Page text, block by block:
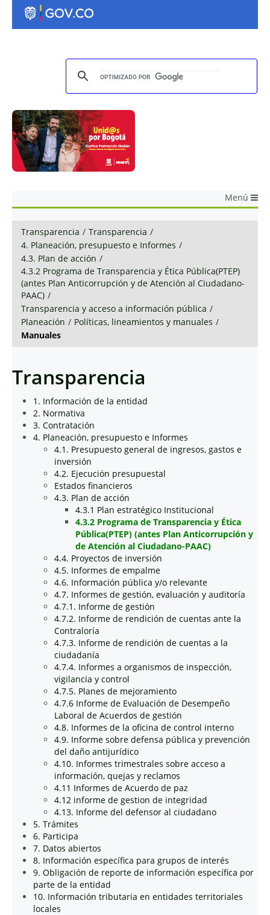
Menú
Transparencia / Transparencia /
4. Planeación, presupuesto e Informes /
4.3. Plan de acción /
4.3.2 Programa de Transparencia y Ética Pública(PTEP)
(antes Plan Anticorrupción y de Atención al Ciudadano-
PAAC) /
Transparencia y acceso a información pública /
Planeación / Políticas, lineamientos y manuales /
Manuales
Transparencia
1. Información de la entidad
2. Normativa
3. Contratación
4. Planeación, presupuesto e Informes
4.1. Presupuesto general de ingresos, gastos e
inversión
4.2. Ejecución presupuestal
Estados financieros
4.3. Plan de acción
4.3.1 Plan estratégico Institucional
4.3.2 Programa de Transparencia y Ética
Pública(PTEP) (antes Plan Anticorrupción y
de Atención al Ciudadano-PAAC)
4.4. Proyectos de inversión
4.5. Informes de empalme
4.6. Información pública y/o relevante
4.7. Informes de gestión, evaluación y auditoría
4.7.1. Informe de gestión
4.7.2. Informe de rendición de cuentas ante la
Contraloría
4.7.3. Informe de rendición de cuentas a la
ciudadanía
4.7.4. Informes a organismos de inspección,
vigilancia y control
4.7.5. Planes de mejoramiento
4.7.6 Informe de Evaluación de Desempeño
Laboral de Acuerdos de gestión
4.8. Informes de la oficina de control interno
4.9. Informe sobre defensa pública y prevención
del daño antijurídico
4.10. Informes trimestrales sobre acceso a
información, quejas y reclamos
4.11 Informes de Acuerdo de paz
4.12 informe de gestion de integridad
4.13. Informe del defensor al ciudadano
5. Trámites
6. Participa
7. Datos abiertos
8. Información específica para grupos de interés
9. Obligación de reporte de información específica por
parte de la entidad
10. Información tributaria en entidades territoriales
locales